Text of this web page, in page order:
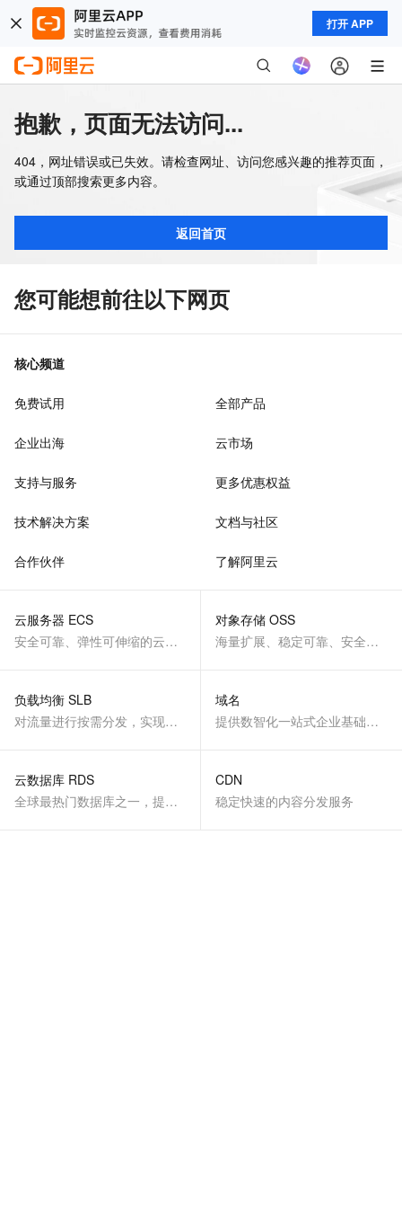
打开 APP
抱歉，页面无法访问...
404，网址错误或已失效。请检查网址、访问您感兴趣的推荐页面，
或通过顶部搜索更多内容。
返回首页
您可能想前往以下网页
核心频道
免费试用 全部产品
企业出海 云市场
支持与服务 更多优惠权益
技术解决方案 文档与社区
合作伙伴 了解阿里云
云服务器 ECS
安全可靠、弹性可伸缩的云计算服务
对象存储 OSS
海量扩展、稳定可靠、安全、低成本、智能
负载均衡 SLB
对流量进行按需分发，实现应用高可用
域名
提供数智化一站式企业基础服务
云数据库 RDS
全球最热门数据库之一，提供全托管的稳定服务
CDN
稳定快速的内容分发服务